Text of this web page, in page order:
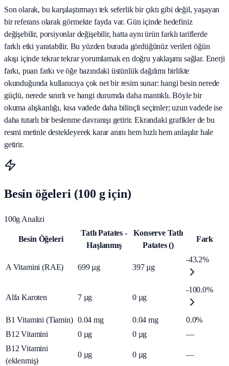
Son olarak, bu karşılaştırmayı tek seferlik bir çıktı gibi değil, yaşayan
bir referans olarak görmekte fayda var. Gün içinde hedefiniz
değişebilir, porsiyonlar değişebilir, hatta aynı ürün farklı tariflerde
farklı etki yaratabilir. Bu yüzden burada gördüğünüz verileri öğün
akışı içinde tekrar tekrar yorumlamak en doğru yaklaşımı sağlar. Enerji
farkı, puan farkı ve öğe bazındaki üstünlük dağılımı birlikte
okunduğunda kullanıcıya çok net bir resim sunar: hangi besin nerede
güçlü, nerede sınırlı ve hangi durumda daha mantıklı. Böyle bir
okuma alışkanlığı, kısa vadede daha bilinçli seçimler; uzun vadede ise
daha tutarlı bir beslenme davranışı getirir. Ekrandaki grafikler de bu
resmi metinle destekleyerek karar anını hem hızlı hem anlaşılır hale
getirir.
Besin öğeleri (100 g için)
100g Analizi
Besin Öğeleri
Tatlı Patates -
Haşlanmış
Konserve Tatlı
Patates ()
Fark
A Vitamini (RAE) 699 µg 397 µg
-43.2%
Alfa Karoten 7 µg 0 µg
-100.0%
B1 Vitamini (Tiamin) 0.04 mg 0.04 mg
0.0%
B12 Vitamini
0 µg 0 µg
—
B12 Vitamini
(eklenmiş)
0 µg 0 µg —